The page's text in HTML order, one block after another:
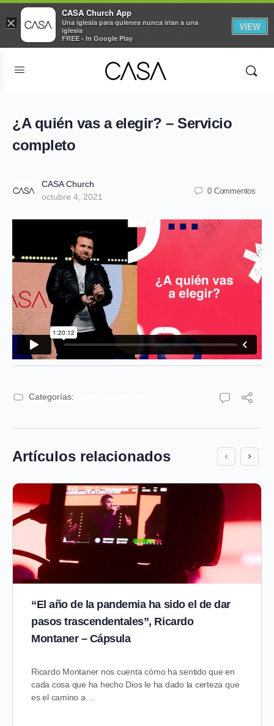
¿A quién vas a elegir? – Servicio
completo
CASA Church
octubre 4, 2021
0 Commentos
Categorías:
Artículos relacionados
“El año de la pandemia ha sido el de dar
pasos trascendentales”, Ricardo
Montaner – Cápsula
Ricardo Montaner nos cuenta cómo ha sentido que en
cada cosa que ha hecho Dios le ha dado la certeza que
es el camino a…
×
CASA Church App
Una iglesia para quienes nunca irían a una
iglesia
FREE - In Google Play
VIEW